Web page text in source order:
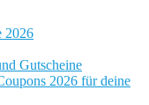
2026
Gutscheine
2026 für deine